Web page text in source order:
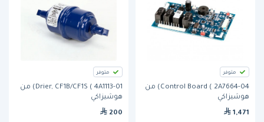
متوفر
Control Board ( 2A7664-04) من
هوشيزاكي
1,471
متوفر
Drier, CF1B/CF1S ( 4A1113-01) من
هوشيزاكي
200